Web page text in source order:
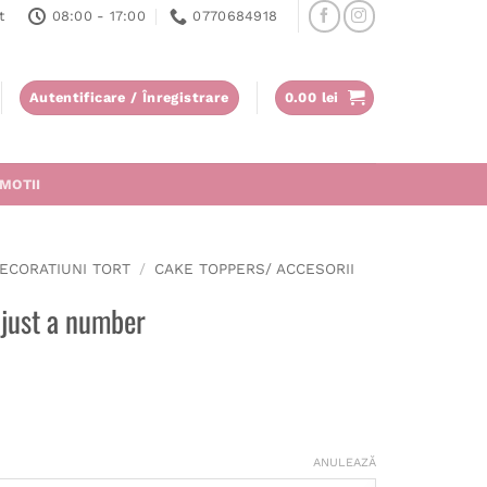
08:00 - 17:00 0770684918
Autentificare / Înregistrare 0.00 lei
TORT / CAKE TOPPERS/ ACCESORII
a number
ANULEAZĂ